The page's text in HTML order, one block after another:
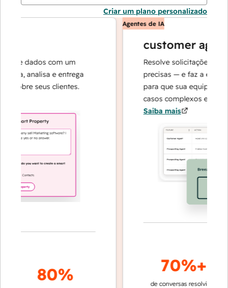
Criar um plano personalizado
dados com um
analisa e entrega
seus clientes.
80%
Agentes de IA
customer agent
Resolve solicitações com
precisas — e faz a escalada
para que sua equipe possa
casos complexos e na
Saiba mais
70%+
de conversas resolvidas